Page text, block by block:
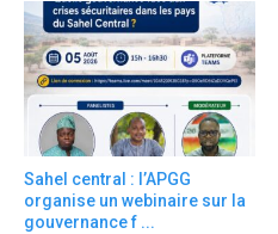
Sahel central : l’APGG
organise un webinaire sur la
gouvernance f ...